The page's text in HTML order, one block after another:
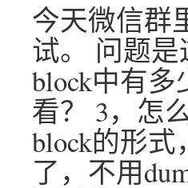
今天微信群
试。 问题是
block中有
看？ 3，怎
block的形
了，不用